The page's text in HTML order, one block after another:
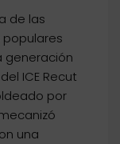
de las
generación
ICE Recut
por
una